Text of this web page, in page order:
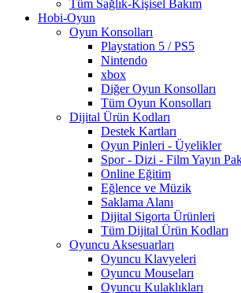
Tüm Sağlık-Kişisel Bakım
Hobi-Oyun
Oyun Konsolları
Playstation 5 / PS5
Nintendo
xbox
Diğer Oyun Konsolları
Tüm Oyun Konsolları
Dijital Ürün Kodları
Destek Kartları
Oyun Pinleri - Üyelikler
Spor - Dizi - Film Yayın
Online Eğitim
Eğlence ve Müzik
Saklama Alanı
Dijital Sigorta Ürünleri
Tüm Dijital Ürün Kodları
Oyuncu Aksesuarları
Oyuncu Klavyeleri
Oyuncu Mouseları
Oyuncu Kulaklıkları